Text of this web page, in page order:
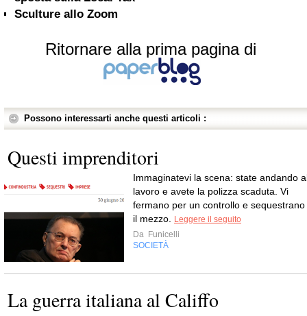
Sculture allo Zoom
Ritornare alla prima pagina di
Possono interessarti anche questi articoli :
Questi imprenditori
Immaginatevi la scena: state andando
lavoro e avete la polizza scaduta. Vi
fermano per un controllo e sequestrano
il mezzo.
Leggere il seguito
Da Funicelli
SOCIETÀ
La guerra italiana al Califfo